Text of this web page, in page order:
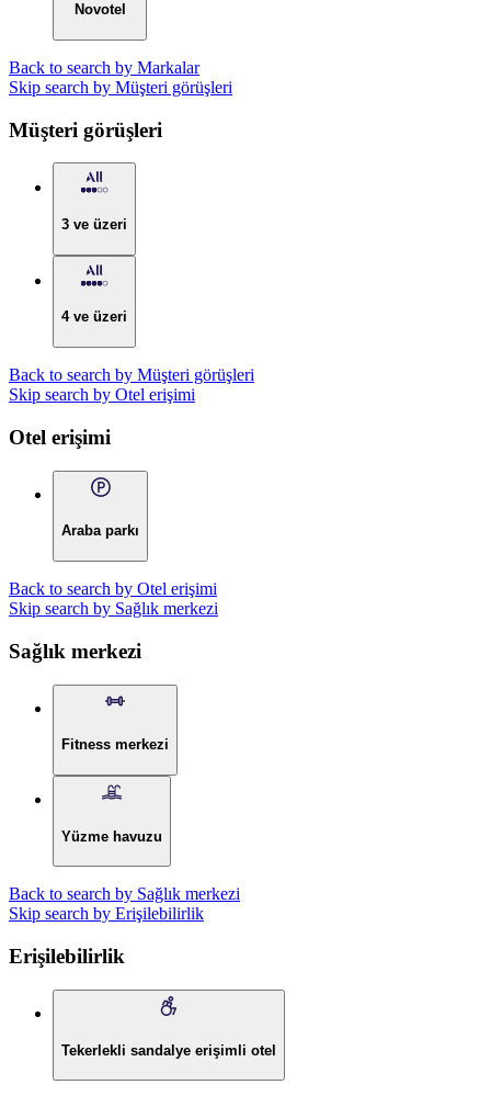
Novotel
Back to search by Markalar
Skip search by Müşteri görüşleri
Müşteri görüşleri
3 ve üzeri
4 ve üzeri
Back to search by Müşteri görüşleri
Skip search by Otel erişimi
Otel erişimi
Araba parkı
Back to search by Otel erişimi
Skip search by Sağlık merkezi
Sağlık merkezi
Fitness merkezi
Yüzme havuzu
Back to search by Sağlık merkezi
Skip search by Erişilebilirlik
Erişilebilirlik
Tekerlekli sandalye erişimli otel